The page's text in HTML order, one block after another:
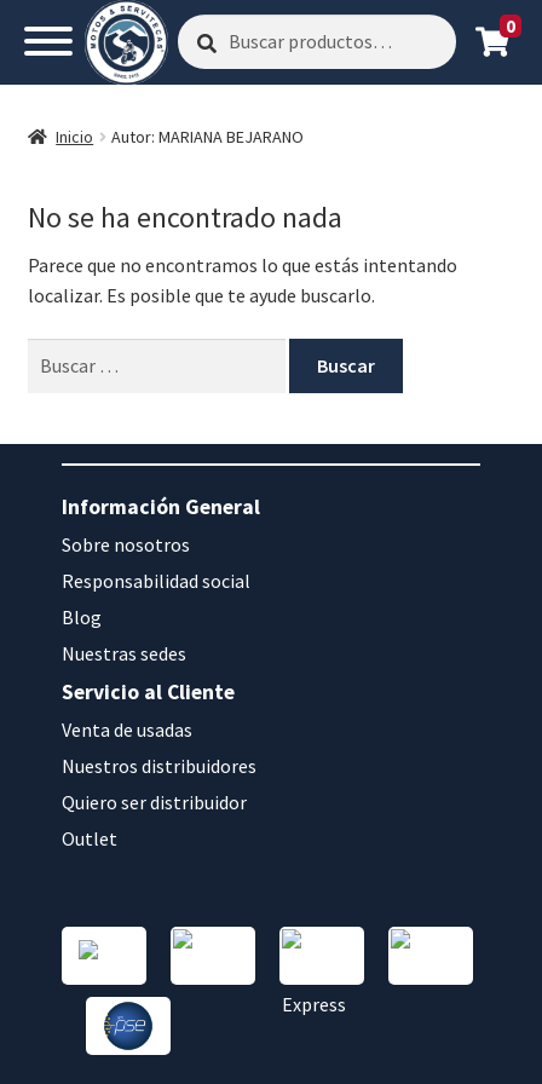
Buscar
por:
Buscar 0
Inicio Autor: MARIANA BEJARANO
No se ha encontrado nada
Parece que no encontramos lo que estás intentando
localizar. Es posible que te ayude buscarlo.
Información General
Sobre nosotros
Responsabilidad social
Blog
Nuestras sedes
Servicio al Cliente
Venta de usadas
Nuestros distribuidores
Quiero ser distribuidor
Outlet